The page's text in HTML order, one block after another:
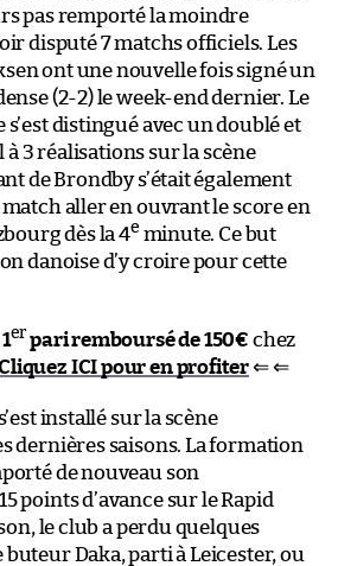
pas remporté la moindre
disputé 7 matchs officiels. Les
ont une nouvelle fois signé un
(2-2) le week-end dernier. Le
distingué avec un doublé et
3 réalisations sur la scène
de Brondby s’était également
aller en ouvrant le score en
dès la 4e minute. Ce but
danoise d’y croire pour cette
er pari remboursé de 150€ chez
ICI pour en profiter⇐ ⇐
installé sur la scène
dernières saisons. La formation
de nouveau son
points d’avance sur le Rapid
le club a perdu quelques
Daka, parti à Leicester, ou